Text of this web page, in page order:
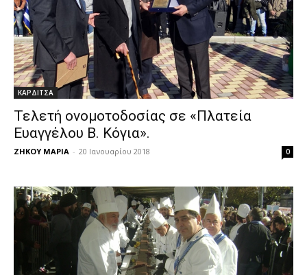
ΚΑΡΔΙΤΣΑ
Τελετή ονομοτοδοσίας σε «Πλατεία
Ευαγγέλου Β. Κόγια».
ΖΗΚΟΥ ΜΑΡΙΑ - 20 Ιανουαρίου 2018 0